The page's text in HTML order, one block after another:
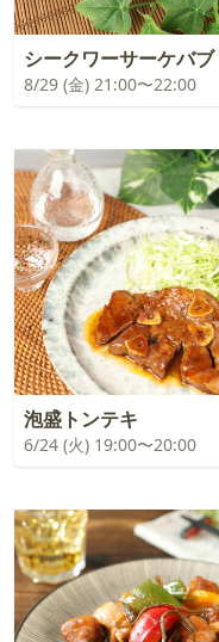
シークワーサーケバブ
8/29 (金) 21:00〜22:00
泡盛トンテキ
6/24 (火) 19:00〜20:00